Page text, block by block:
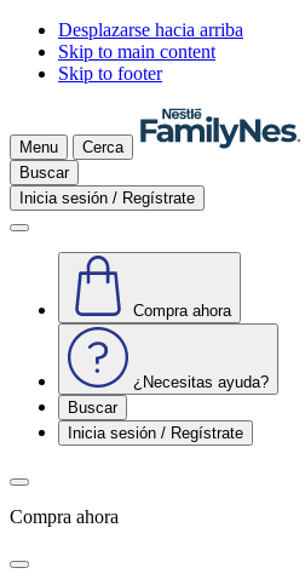
Desplazarse hacia arriba
Skip to main content
Skip to footer
Menu
Cerca
Buscar
Inicia sesión / Regístrate
Compra ahora
¿Necesitas ayuda?
Buscar
Inicia sesión / Regístrate
Compra ahora